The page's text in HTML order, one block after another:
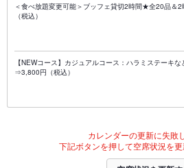
＜食べ放題変更可能＞ブッフェ貸切2時間★全20品
（税込）
【NEWコース】カジュアルコース：ハラミステーキ
⇒3,800円（税込）
カレンダーの更新に失敗
下記ボタンを押して空席状況を更